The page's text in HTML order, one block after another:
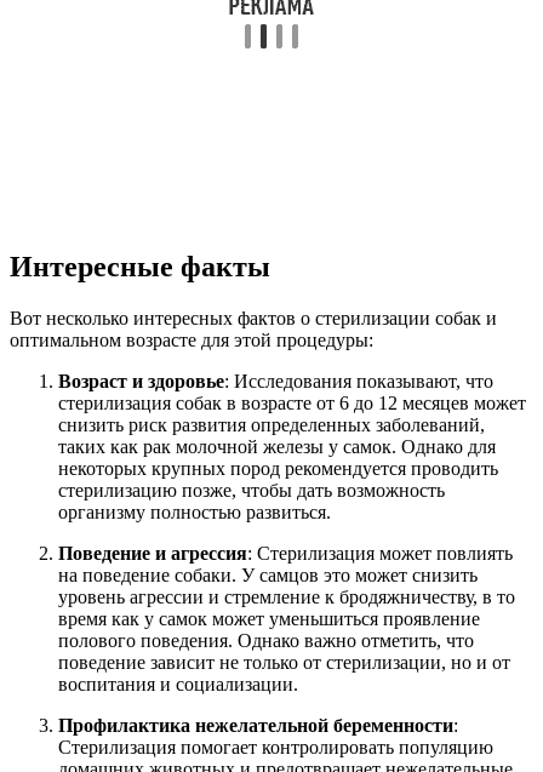
Интересные факты
Вот несколько интересных фактов о стерилизации собак и
оптимальном возрасте для этой процедуры:
Возраст и здоровье: Исследования показывают, что
стерилизация собак в возрасте от 6 до 12 месяцев может
снизить риск развития определенных заболеваний,
таких как рак молочной железы у самок. Однако для
некоторых крупных пород рекомендуется проводить
стерилизацию позже, чтобы дать возможность
организму полностью развиться.
Поведение и агрессия: Стерилизация может повлиять
на поведение собаки. У самцов это может снизить
уровень агрессии и стремление к бродяжничеству, в то
время как у самок может уменьшиться проявление
полового поведения. Однако важно отметить, что
поведение зависит не только от стерилизации, но и от
воспитания и социализации.
Профилактика нежелательной беременности:
Стерилизация помогает контролировать популяцию